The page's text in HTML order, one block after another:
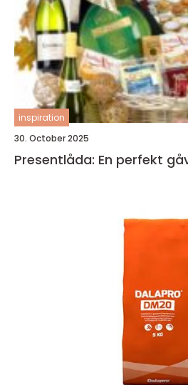
inspiration
30. October 2025
Presentlåda: En perfekt